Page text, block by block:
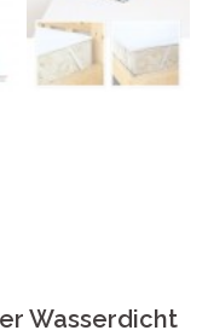
Wasserdicht